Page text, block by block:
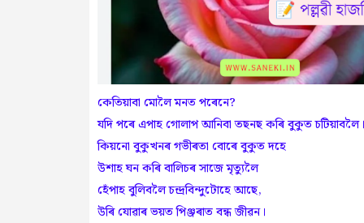
কেতিয়াবা মোলৈ মনত পৰেনে?
যদি পৰে এপাহ গোলাপ আনিবা তছনছ কৰি বুকুত চটিয়াবলৈ।
কিয়নো বুকুখনৰ গভীৰতা বোৰে বুকুত দহে
উশাহ ঘন কৰি বালিচৰ সাজে মৃত্যুলৈ
হেঁপাহ বুলিবলৈ চন্দ্ৰবিন্দুটোহে আছে,
উৰি যোৱাৰ ভয়ত পিঞ্জৰাত বন্ধ জীৱন।